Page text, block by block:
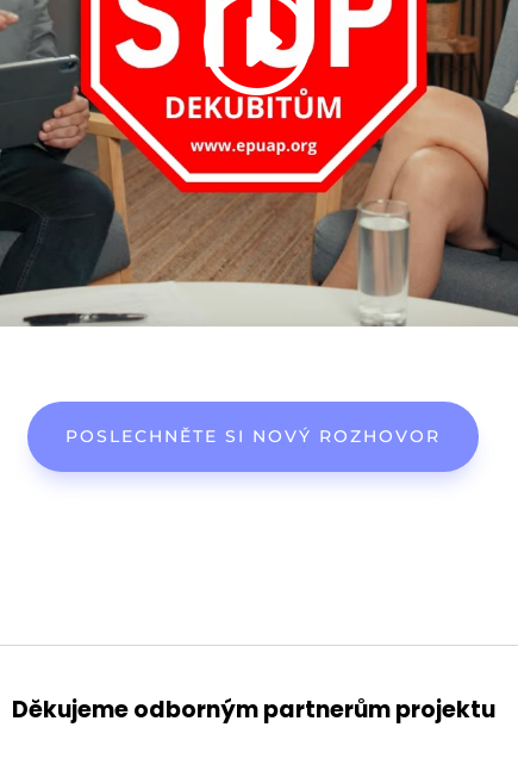
POSLECHNĚTE SI NOVÝ ROZHOVOR
Děkujeme odborným partnerům projektu